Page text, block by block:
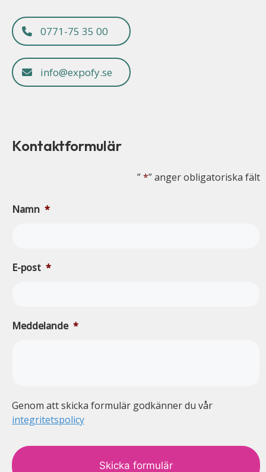
0771-75 35 00
info@expofy.se
Kontaktformulär
”*” anger obligatoriska fält
Namn *
E-post *
Meddelande *
Genom att skicka formulär godkänner du vår
integritetspolicy
a
p